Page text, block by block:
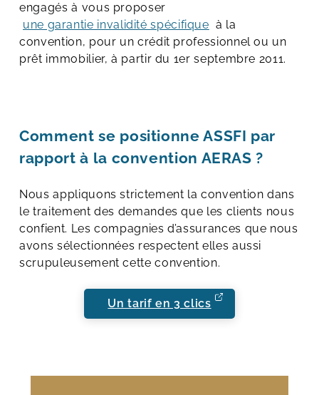
engagés à vous proposer
une garantie invalidité spécifique à la
convention, pour un crédit professionnel ou un
prêt immobilier, à partir du 1er septembre 2011.
Comment se positionne ASSFI par
rapport à la convention AERAS ?
Nous appliquons strictement la convention dans
le traitement des demandes que les clients nous
confient. Les compagnies d’assurances que nous
avons sélectionnées respectent elles aussi
scrupuleusement cette convention.
Un tarif en 3 clics